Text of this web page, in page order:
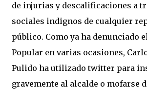
de injurias y descalificaciones a
sociales indignos de cualquier
público. Como ya ha denunciado
Popular en varias ocasiones,
Pulido ha utilizado twitter para
gravemente al alcalde o mofarse